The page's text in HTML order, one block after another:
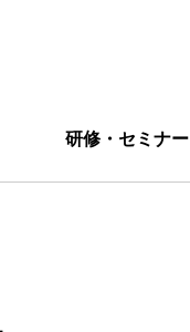
研修・セミナー